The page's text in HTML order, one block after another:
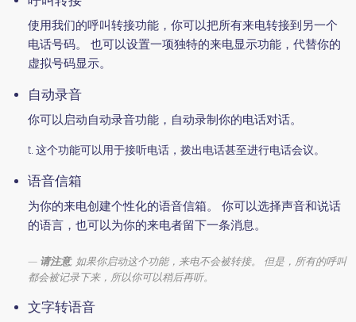
使用我们的呼叫转接功能，你可以把所有来电转接到另一个
电话号码。 也可以设置一项独特的来电显示功能，代替你的
虚拟号码显示。
自动录音
你可以启动自动录音功能，自动录制你的电话对话。
t. 这个功能可以用于接听电话，拨出电话甚至进行电话会议。
语音信箱
为你的来电创建个性化的语音信箱。 你可以选择声音和说话
的语言，也可以为你的来电者留下一条消息。
请注意, 如果你启动这个功能，来电不会被转接。 但是，所有的呼叫
都会被记录下来，所以你可以稍后再听。
文字转语音